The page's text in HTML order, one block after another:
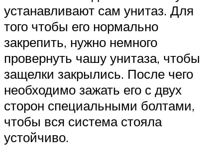
устанавливают сам унитаз. Для
того чтобы его нормально
закрепить, нужно немного
провернуть чашу унитаза, чтобы
защелки закрылись. После чего
необходимо зажать его с двух
сторон специальными болтами,
чтобы вся система стояла
устойчиво.